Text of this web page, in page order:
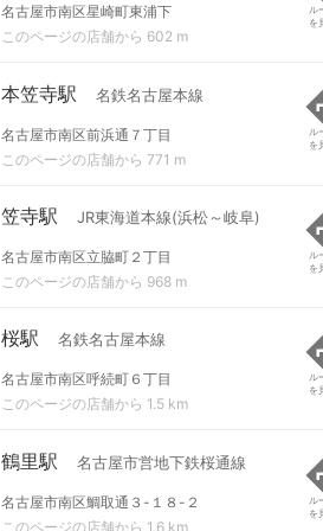
名古屋市南区星崎町東浦下
このページの店舗から 602 m
ル
を
本笠寺駅 名鉄名古屋本線
名古屋市南区前浜通７丁目
このページの店舗から 771 m
ル
を
笠寺駅 JR東海道本線(浜松～岐阜)
名古屋市南区立脇町２丁目
このページの店舗から 968 m
ル
を
桜駅 名鉄名古屋本線
名古屋市南区呼続町６丁目
このページの店舗から 1.5 km
ル
を
鶴里駅 名古屋市営地下鉄桜通線
名古屋市南区鯛取通３-１８-２
このページの店舗から 1.6 km
ル
を